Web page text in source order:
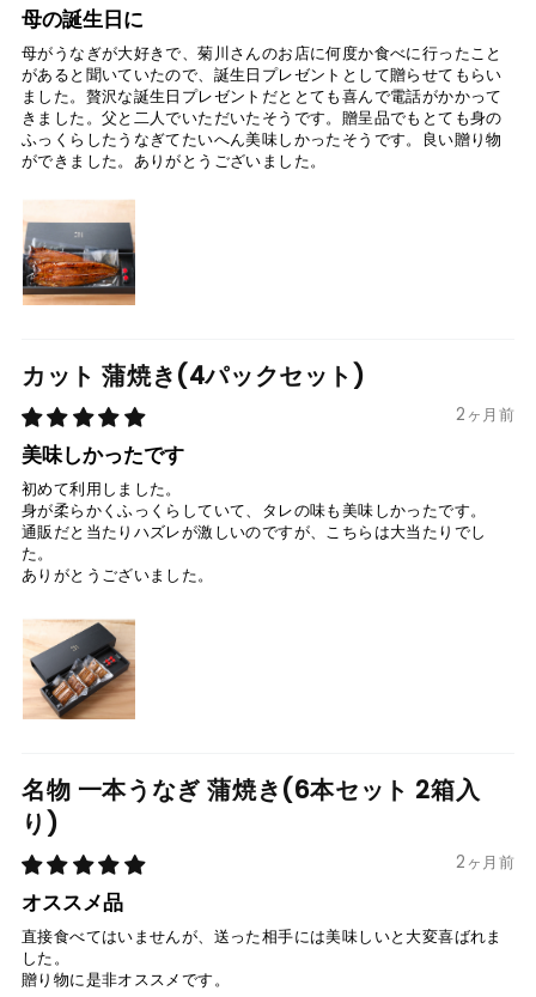
母の誕生日に
母がうなぎが大好きで、菊川さんのお店に何度か食べに行ったこと
があると聞いていたので、誕生日プレゼントとして贈らせてもらい
ました。贅沢な誕生日プレゼントだととても喜んで電話がかかって
きました。父と二人でいただいたそうです。贈呈品でもとても身の
ふっくらしたうなぎてたいへん美味しかったそうです。良い贈り物
ができました。ありがとうございました。
カット 蒲焼き(4パックセット)
2ヶ月前
美味しかったです
初めて利用しました。
身が柔らかくふっくらしていて、タレの味も美味しかったです。
通販だと当たりハズレが激しいのですが、こちらは大当たりでし
た。
ありがとうございました。
名物 一本うなぎ 蒲焼き(6本セット 2箱入
り)
2ヶ月前
オススメ品
直接食べてはいませんが、送った相手には美味しいと大変喜ばれま
した。
贈り物に是非オススメです。